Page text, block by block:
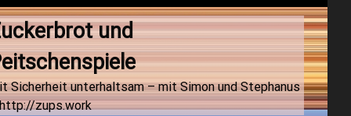
und
Sicherheit unterhaltsam – mit Simon und Stephanus
zups.work